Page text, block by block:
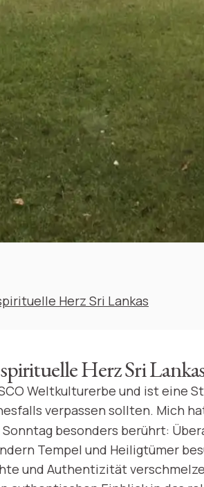
Herz Sri Lankas
Herz Sri
Weltkulturerbe und ist eine
verpassen sollten. Mich
besonders berührt:
Tempel und Heiligtümer
und Authentizität